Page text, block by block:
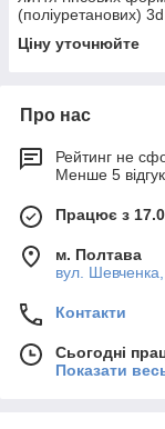
(поліуретанових) 3d
панелей "Бджолині
600х625х36 мм
Ціну уточнюйте
Про нас
Рейтинг не
Менше 5
Працює з
м. Полтава
вул.
Контакти
Сьогодні
Показати